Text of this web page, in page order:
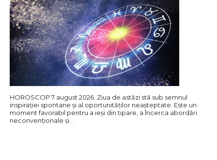
HOROSCOP 7 august 2026. Ziua de astăzi stă sub semnul
inspirației spontane și al oportunităților neașteptate. Este un
moment favorabil pentru a ieși din tipare, a încerca abordări
neconvenționale și…